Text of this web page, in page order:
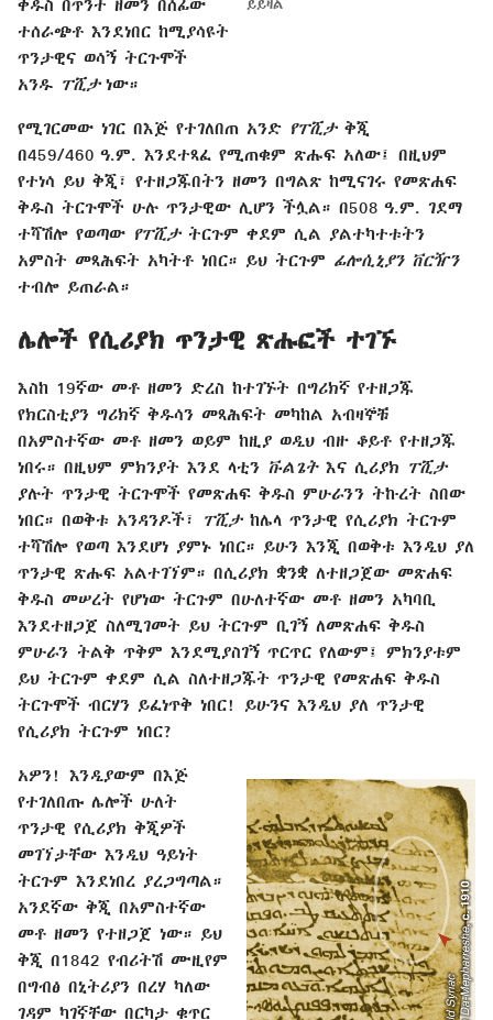
ይይዛል
ቅዱስ በጥንት ዘመን በሰፊው
ተሰራጭቶ እንደነበር ከሚያሳዩት
ጥንታዊና ወሳኝ ትርጉሞች
አንዱ ፐሺታነው።
የሚገርመው ነገር በእጅ የተገለበጠ አንድ የፐሺታ ቅጂ
በ459/460 ዓ.ም. እንደተጻፈ የሚጠቁም ጽሑፍ አለው፤ በዚህም
የተነሳ ይህ ቅጂ፣ የተዘጋጁበትን ዘመን በግልጽ ከሚናገሩ የመጽሐፍ
ቅዱስ ትርጉሞች ሁሉ ጥንታዊው ሊሆን ችሏል። በ508 ዓ.ም. ገደማ
ተሻሽሎ የወጣው የፐሺታ ትርጉም ቀደም ሲል ያልተካተቱትን
አምስት መጻሕፍት አካትቶ ነበር። ይህ ትርጉም ፊሎሲኒያን ቨርዥን
ተብሎ ይጠራል።
ሌሎች የሲሪያክ ጥንታዊ ጽሑፎች ተገኙ
እስከ 19ኛው መቶ ዘመን ድረስ ከተገኙት በግሪክኛ የተዘጋጁ
የክርስቲያን ግሪክኛ ቅዱሳን መጻሕፍት መካከል አብዛኞቹ
በአምስተኛው መቶ ዘመን ወይም ከዚያ ወዲህ ብዙ ቆይቶ የተዘጋጁ
ነበሩ። በዚህም ምክንያት እንደ ላቲን ቩልጌት እና ሲሪያክ
ፐሺታ
ያሉት ጥንታዊ ትርጉሞች የመጽሐፍ ቅዱስ ምሁራንን ትኩረት ስበው
ነበር። በወቅቱ አንዳንዶች፣
ፐሺታ ከሌላ ጥንታዊ የሲሪያክ ትርጉም
ተሻሽሎ የወጣ እንደሆነ ያምኑ ነበር። ይሁን እንጂ በወቅቱ እንዲህ ያለ
ጥንታዊ ጽሑፍ አልተገኘም። በሲሪያክ ቋንቋ ለተዘጋጀው መጽሐፍ
ቅዱስ መሠረት የሆነው ትርጉም በሁለተኛው መቶ ዘመን አካባቢ
እንደተዘጋጀ ስለሚገመት ይህ ትርጉም ቢገኝ ለመጽሐፍ ቅዱስ
ምሁራን ትልቅ ጥቅም እንደሚያስገኝ ጥርጥር የለውም፤ ምክንያቱም
ይህ ትርጉም ቀደም ሲል ስለተዘጋጁት ጥንታዊ የመጽሐፍ ቅዱስ
ትርጉሞች ብርሃን ይፈነጥቅ ነበር! ይሁንና እንዲህ ያለ ጥንታዊ
የሲሪያክ ትርጉም ነበር?
አዎን! እንዲያውም በእጅ
የተገለበጡ ሌሎች ሁለት
ጥንታዊ የሲሪያክ ቅጂዎች
መገኘታቸው እንዲህ ዓይነት
ትርጉም እንደነበረ ያረጋግጣል።
አንደኛው ቅጂ በአምስተኛው
መቶ ዘመን የተዘጋጀ ነው። ይህ
ቅጂ በ1842 የብሪትሽ ሙዚየም
በግብፅ በኒትሪያን በረሃ ካለው
ገዳም ካገኛቸው በርካታ ቁጥር